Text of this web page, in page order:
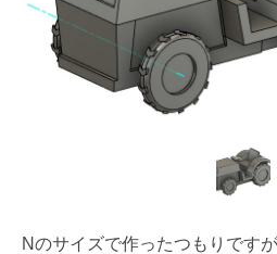
Nのサイズで作ったつもりです